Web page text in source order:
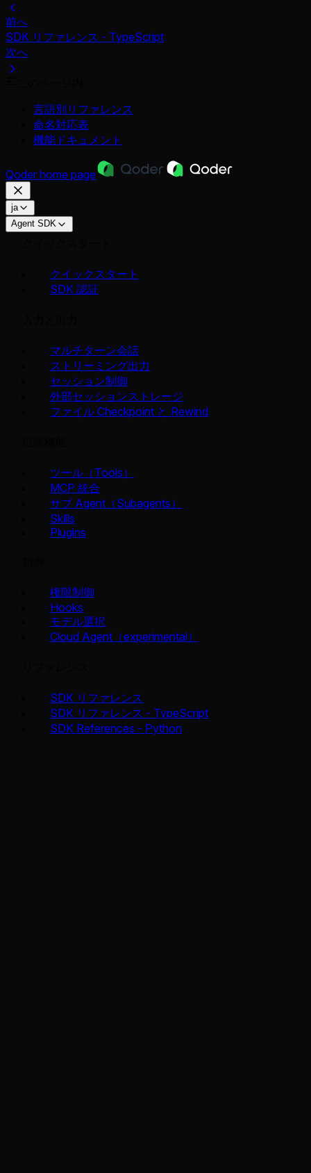
前へ
SDK リファレンス - TypeScript
次へ
言語別リファレンス
命名対応表
機能ドキュメント
Qoder home page
ja
Agent SDK
クイックスタート
SDK 認証
マルチターン会話
ストリーミング出力
セッション制御
外部セッションストレージ
ファイル Checkpoint と Rewind
ツール（Tools）
MCP 統合
サブ Agent（Subagents）
Skills
Plugins
権限制御
Hooks
モデル選択
Cloud Agent（experimental）
SDK リファレンス
SDK リファレンス - TypeScript
SDK References - Python